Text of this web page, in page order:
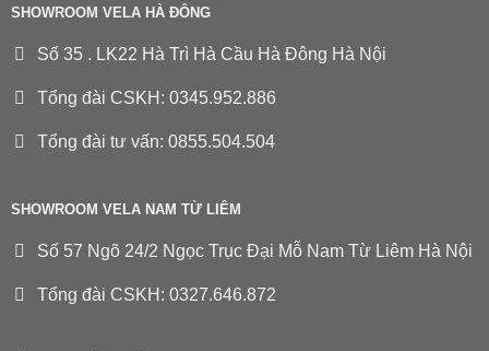
SHOWROOM VELA HÀ ĐÔNG
Số 35 . LK22 Hà Trì Hà Cầu Hà Đông Hà Nội
Tổng đài CSKH: 0345.952.886
Tổng đài tư vấn: 0855.504.504
SHOWROOM VELA NAM TỪ LIÊM
Số 57 Ngõ 24/2 Ngọc Trục Đại Mỗ Nam Từ Liêm Hà Nội
Tổng đài CSKH: 0327.646.872